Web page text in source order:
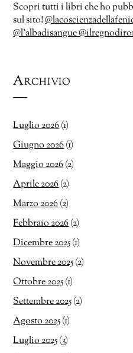
Scopri tutti i libri che ho
sul sito!
@l’albadisangue
Archivio
Luglio 2026(1)
Giugno 2026(1)
Maggio 2026(2)
Aprile 2026(2)
Marzo 2026(2)
Febbraio 2026(2)
Dicembre 2025(1)
Novembre 2025(2)
Ottobre 2025(1)
Settembre 2025(2)
Agosto 2025(1)
Luglio 2025(3)